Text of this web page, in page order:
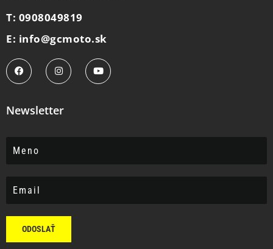
T: 0908049819
E: info@gcmoto.sk
Newsletter
ODOSLAŤ